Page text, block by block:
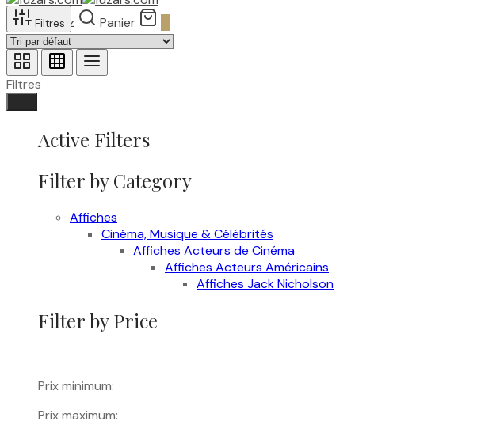
Recherchez Panier
Filtres
Filtres
Active Filters
Filter by Category
Affiches
Cinéma, Musique & Célébrités
Affiches Acteurs de Cinéma
Affiches Acteurs Américains
Affiches Jack Nicholson
Filter by Price
Prix minimum:
Prix maximum: